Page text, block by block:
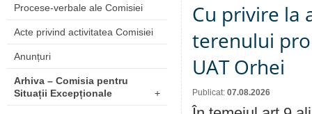
Procese-verbale ale Comisiei
Acte privind activitatea Comisiei
Anunțuri
Arhiva – Comisia pentru
Situații Excepționale
+
Cu privire la
terenului
UAT Orhei
Publicat: 07.08.2026